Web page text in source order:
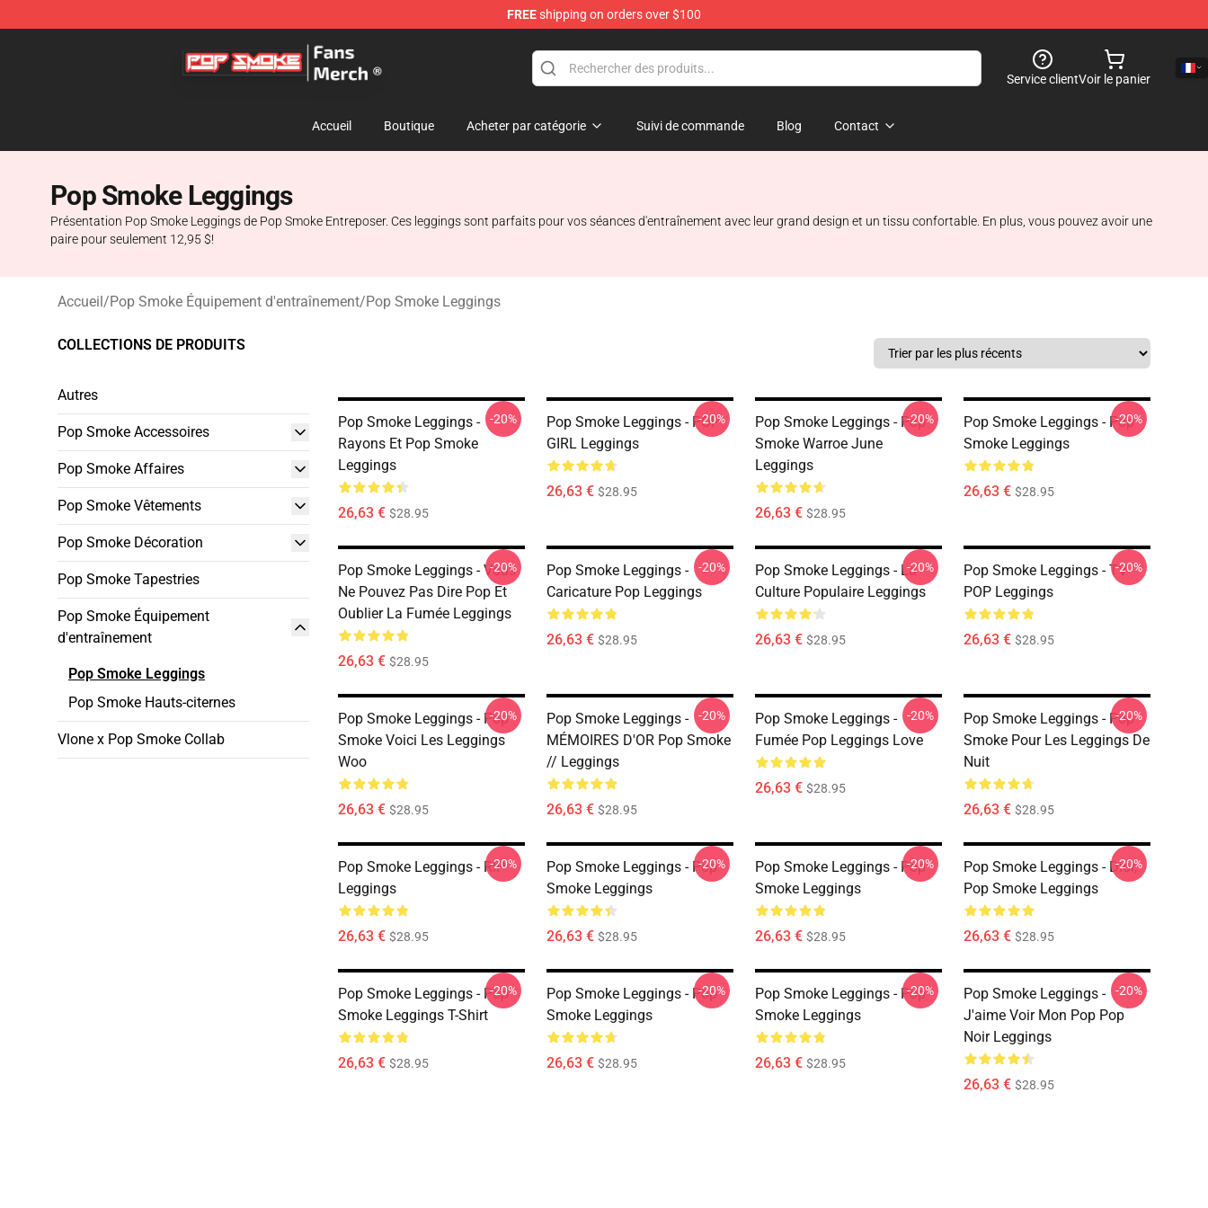
FREEshipping on orders over $100
Pop Smoke Store - Official Pop Smoke Merchandise Shop
Service clientVoir le panier
Accueil Boutique Acheter par catégorie Suivi de commande Blog Contact
Pop Smoke Leggings
Présentation Pop Smoke Leggings de Pop Smoke Entreposer. Ces leggings sont parfaits pour vos séances d'entraînement avec leur grand design et un tissu confortable. En plus, vous pouvez avoir une
paire pour seulement 12,95 $!
Accueil/Pop Smoke Équipement d'entraînement/Pop Smoke Leggings
COLLECTIONS DE PRODUITS
Autres
Pop Smoke Accessoires
Pop Smoke Affaires
Pop Smoke Vêtements
Pop Smoke Décoration
Pop Smoke Tapestries
Pop Smoke Équipement
d'entraînement
Pop Smoke Leggings
Pop Smoke Hauts-citernes
Vlone x Pop Smoke Collab
Pop Smoke Leggings -
Rayons Et Pop Smoke
Leggings
26,63 € $28.95
-20%
Pop Smoke Leggings - POP
GIRL Leggings
26,63 € $28.95
-20%
Pop Smoke Leggings - Pop
Smoke Warroe June
Leggings
26,63 € $28.95
-20%
Pop Smoke Leggings - Pop
Smoke Leggings
26,63 € $28.95
-20%
Pop Smoke Leggings - Vous
Ne Pouvez Pas Dire Pop Et
Oublier La Fumée Leggings
26,63 € $28.95
-20%
Pop Smoke Leggings -
Caricature Pop Leggings
26,63 € $28.95
-20%
Pop Smoke Leggings - La
Culture Populaire Leggings
26,63 € $28.95
-20%
Pop Smoke Leggings - TV
POP Leggings
26,63 € $28.95
-20%
Pop Smoke Leggings - Pop
Smoke Voici Les Leggings
Woo
26,63 € $28.95
-20%
Pop Smoke Leggings -
MÉMOIRES D'OR Pop Smoke
// Leggings
26,63 € $28.95
-20%
Pop Smoke Leggings -
Fumée Pop Leggings Love
26,63 € $28.95
-20%
Pop Smoke Leggings - Pop
Smoke Pour Les Leggings De
Nuit
26,63 € $28.95
-20%
Pop Smoke Leggings - RIP
Leggings
26,63 € $28.95
-20%
Pop Smoke Leggings - Pop
Smoke Leggings
26,63 € $28.95
-20%
Pop Smoke Leggings - Pop
Smoke Leggings
26,63 € $28.95
-20%
Pop Smoke Leggings - Dior,
Pop Smoke Leggings
26,63 € $28.95
-20%
Pop Smoke Leggings - Pop
Smoke Leggings T-Shirt
26,63 € $28.95
-20%
Pop Smoke Leggings - Pop
Smoke Leggings
26,63 € $28.95
-20%
Pop Smoke Leggings - Pop
Smoke Leggings
26,63 € $28.95
-20%
Pop Smoke Leggings -
J'aime Voir Mon Pop Pop
Noir Leggings
26,63 € $28.95
-20%